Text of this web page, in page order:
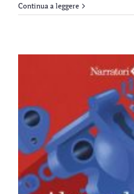
Continua a leggere